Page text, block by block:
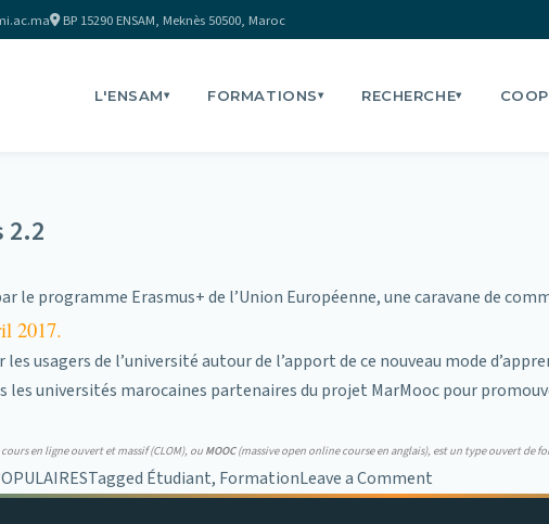
BP 15290 ENSAM, Meknès 50500, Maroc
L'ENSAM▾ FORMATIONS▾ RECHERCHE▾
2.2
le programme Erasmus+de l’Union Européenne, une caravane de
2017.
usagers de l’université autour de l’apport de ce nouveau mode
universités marocaines partenaires du projet MarMooc pour
en ligne ouvert et massif (CLOM), ou MOOC(massive open online course en anglais), est un type ouvert de
Tagged Étudiant, FormationLeave a Comment